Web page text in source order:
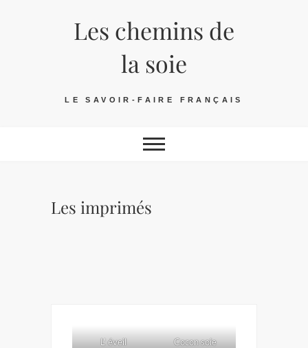
Les chemins de
la soie
LE SAVOIR-FAIRE FRANÇAIS
Les imprimés
L' éveil Cocon soie